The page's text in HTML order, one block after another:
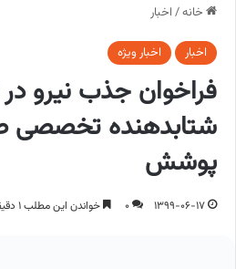
خانه/ اخبار
اخبار اخبار ویژه
فراخوان جذب نیرو
شتابدهنده تخصصی
پوشش
1399-06-17
0 خواندن این مطلب 1 دقیقه زمان میبرد